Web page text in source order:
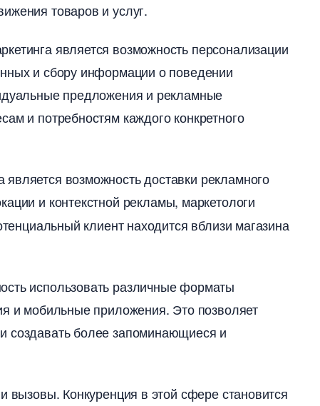
товаров и услуг.
является возможность персонализации
и сбору информации о поведении
предложения и рекламные
и потребностям каждого конкретного
возможность доставки рекламного
и контекстной рекламы, маркетологи
клиент находится вблизи магазина
использовать различные форматы
и мобильные приложения. Это позволяет
создавать более запоминающиеся и
вызовы. Конкуренция в этой сфере становится